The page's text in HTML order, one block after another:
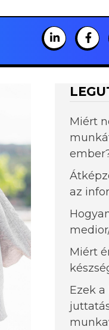
Miért
az
Miért
Ezek